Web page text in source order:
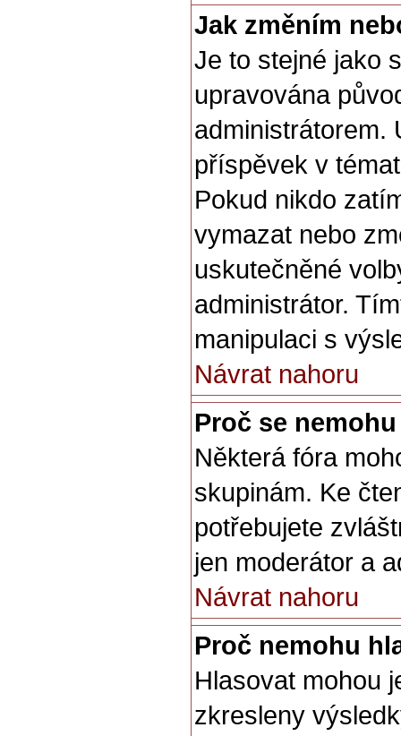
Jak změním
Je to stejné jako
upravována
administrátorem.
příspěvek v
Pokud nikdo
vymazat nebo
uskutečněné
administrátor.
manipulaci s
Návrat nahoru
Proč se
Některá fóra
skupinám. Ke
potřebujete
jen moderátor a
Návrat nahoru
Proč nemohu
Hlasovat mohou
zkresleny